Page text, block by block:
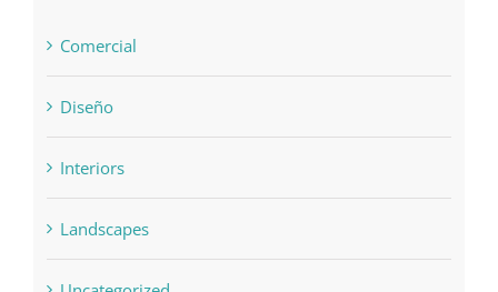
Comercial
Diseño
Interiors
Landscapes